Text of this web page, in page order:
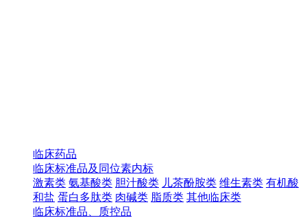
临床药品
临床标准品及同位素内标
激素类 氨基酸类 胆汁酸类 儿茶酚胺类 维生素类 有机酸
和盐 蛋白多肽类 肉碱类 脂质类 其他临床类
临床标准品、质控品